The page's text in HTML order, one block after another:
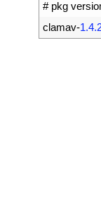
# pkg
clamav-